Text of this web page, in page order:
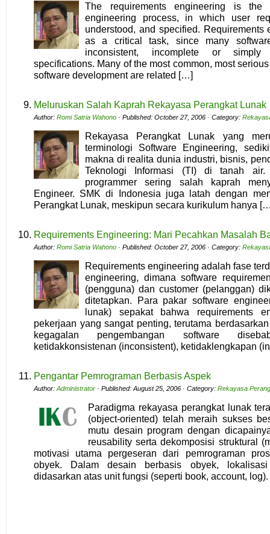
The requirements engineering is
engineering process, in which user
understood, and specified. Requirements
as a critical task, since many
inconsistent, incomplete or simply
specifications. Many of the most common, most
software development are related […]
Meluruskan Salah Kaprah Rekayasa Perangkat Lunak
Author: Romi Satria Wahono · Published: October 27, 2006 · Category:
Rekayasa Perangkat Lunak yang
terminologi Software Engineering,
makna di realita dunia industri, bisnis,
Teknologi Informasi (TI) di tanah
programmer sering salah kaprah
Engineer. SMK di Indonesia juga latah dengan
Perangkat Lunak, meskipun secara kurikulum hanya
Requirements Engineering: Mari Pecahkan Masalah
Author: Romi Satria Wahono · Published: October 27, 2006 · Category:
Requirements engineering adalah fase
engineering, dimana software
(pengguna) dan customer (pelanggan)
ditetapkan. Para pakar software
lunak) sepakat bahwa requirements
pekerjaan yang sangat penting, terutama
kegagalan pengembangan software
ketidakkonsistenan (inconsistent), ketidaklengkapan
Pengantar Pemrograman Berbasis Aspek
Author: Administrator · Published: August 25, 2006 · Category: Rekayasa
Paradigma rekayasa perangkat lunak
(object-oriented) telah meraih sukses
mutu desain program dengan
reusability serta dekomposisi struktural
motivasi utama pergeseran dari pemrograman
obyek. Dalam desain berbasis obyek,
didasarkan atas unit fungsi (seperti book, account,